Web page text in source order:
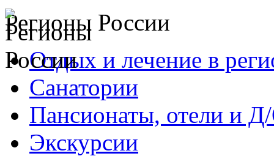
Регионы России
Отдых и лечение в
Санатории
Пансионаты, отели и
Экскурсии